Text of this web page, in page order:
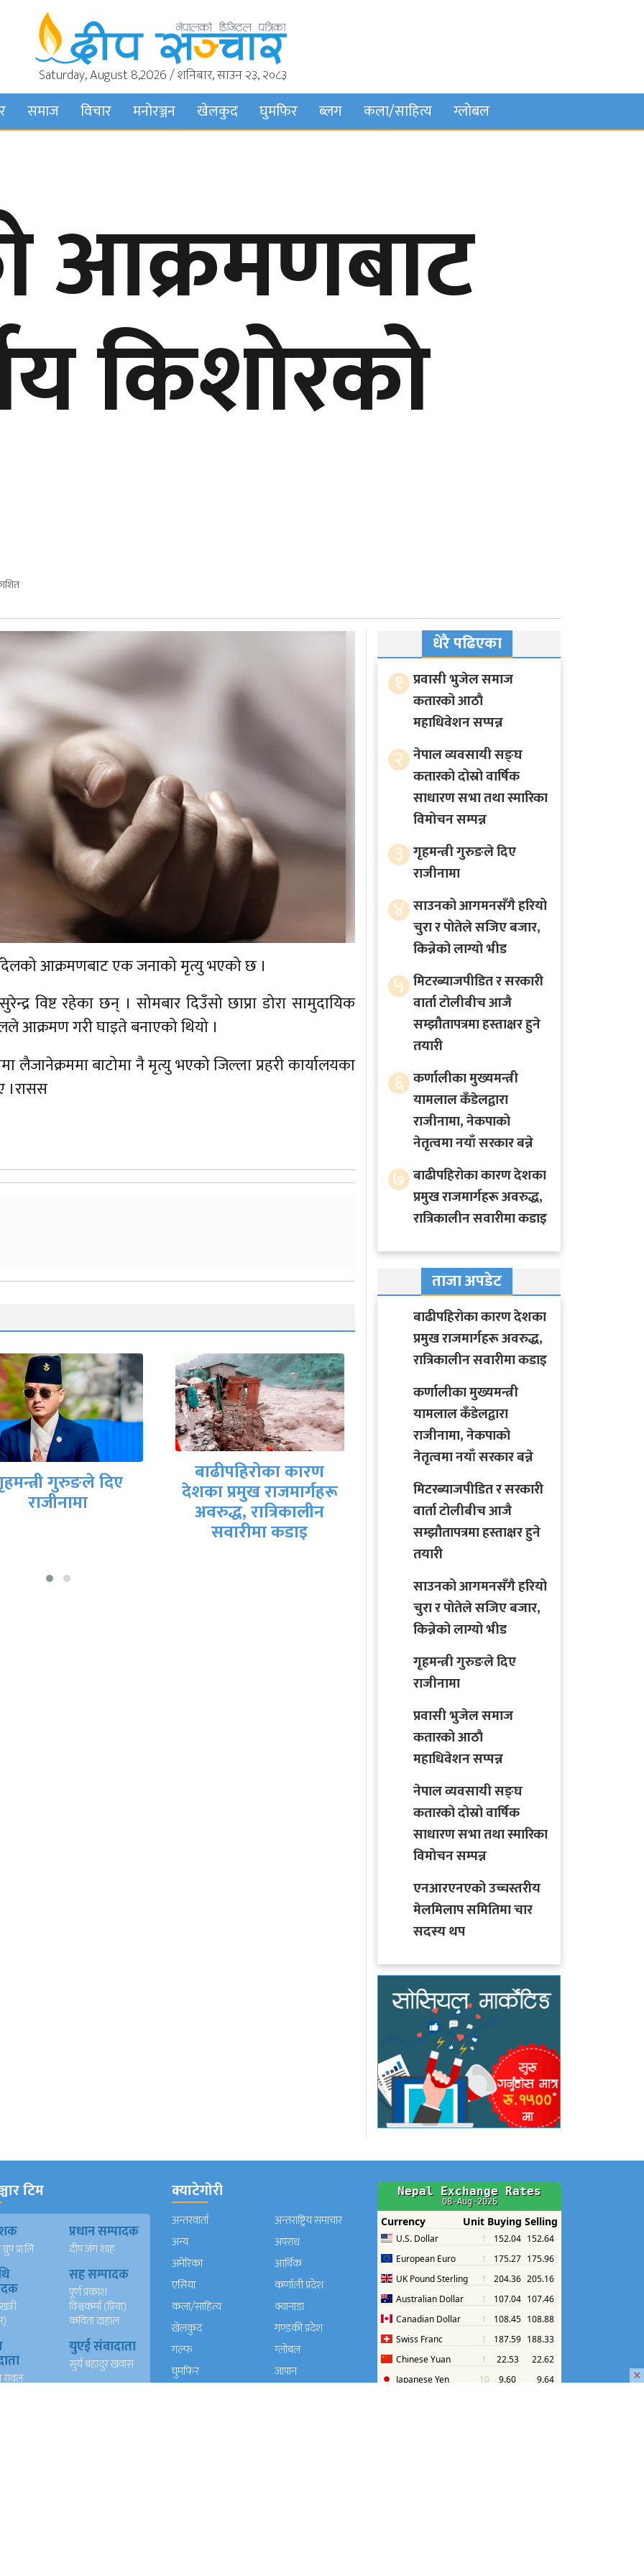
Saturday, August 8,2026 / शनिबार, साउन २३, २०८३
समाज विचार मनाेरञ्जन खेलकुद घुमफिर ब्लग कला/साहित्य ग्लोबल
आक्रमणबाट
किशोरको
आक्रमणबाट एक जनाको मृत्यु भएको छ ।
विष्ट रहेका छन् । सोमबार दिउँसो छाप्रा डोरा सामुदायिक
आक्रमण गरी घाइते बनाएको थियो ।
लैजानेक्रममा बाटोमा नै मृत्यु भएको जिल्ला प्रहरी कार्यालयका
।रासस
कारण
प्रमुख राजमार्गहरू
अवरुद्ध, रात्रिकालीन
मिटरब्याजपीडित र
सरकारी वार्ता टोलीबीच
आजै सम्झौतापत्रमा
हस्ताक्षर हुने तयारी
साउनको आगमनसँगै
हरियो चुरा र पोतेले सजिए
बजार, किन्नेको लाग्यो…
धेरै पढिएका
१ प्रवासी भुजेल समाज
कतारको आठाै
महाधिवेशन सप्पन्न
२ नेपाल व्यवसायी सङ्घ
कतारको दोस्रो वार्षिक
साधारण सभा तथा स्मारिका
विमोचन सम्पन्न
३ गृहमन्त्री गुरुङले दिए
राजीनामा
४ साउनको आगमनसँगै हरियो
चुरा र पोतेले सजिए बजार,
किन्नेको लाग्यो भीड
५ मिटरब्याजपीडित र सरकारी
वार्ता टोलीबीच आजै
सम्झौतापत्रमा हस्ताक्षर हुने
तयारी
६ कर्णालीका मुख्यमन्त्री
यामलाल कँडेलद्वारा
राजीनामा, नेकपाको
नेतृत्वमा नयाँ सरकार बन्ने
७ बाढीपहिरोका कारण देशका
प्रमुख राजमार्गहरू अवरुद्ध,
रात्रिकालीन सवारीमा कडाइ
ताजा अपडेट
बाढीपहिरोका कारण देशका
प्रमुख राजमार्गहरू अवरुद्ध,
रात्रिकालीन सवारीमा कडाइ
कर्णालीका मुख्यमन्त्री
यामलाल कँडेलद्वारा
राजीनामा, नेकपाको
नेतृत्वमा नयाँ सरकार बन्ने
मिटरब्याजपीडित र सरकारी
वार्ता टोलीबीच आजै
सम्झौतापत्रमा हस्ताक्षर हुने
तयारी
साउनको आगमनसँगै हरियो
चुरा र पोतेले सजिए बजार,
किन्नेको लाग्यो भीड
गृहमन्त्री गुरुङले दिए
राजीनामा
प्रवासी भुजेल समाज
कतारको आठाै
महाधिवेशन सप्पन्न
नेपाल व्यवसायी सङ्घ
कतारको दोस्रो वार्षिक
साधारण सभा तथा स्मारिका
विमोचन सम्पन्न
एनआरएनएको उच्चस्तरीय
मेलमिलाप समितिमा चार
सदस्य थप
टिम
प्रा.लि
प्रधान सम्पादक
दीप जंग शाह
सह सम्पादक
पूर्ण प्रकाश
विश्वकर्मा (प्रिया)
कविता दाहाल
युएई संवादाता
सुर्य बहादुर खवास
क्याटेगोरी
अन्तरवार्ता
अन्तराष्ट्रिय समाचार
अन्य
अपराध
अमेरिका
आर्थिक
एसिया
कर्णाली प्रदेश
कला/साहित्य
क्यानाडा
खेलकुद
गण्डकी प्रदेश
गल्फ
ग्लोबल
घुमफिर
जापान
×